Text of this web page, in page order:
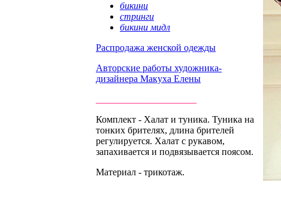
бикини
стринги
бикини мидл
Распродажа женской одежды
Авторские работы художника-
дизайнера Макуха Елены
Комплект - Халат и туника. Туника на
тонких брителях, длина брителей
регулируется. Халат с рукавом,
запахивается и подвязывается поясом.
Материал - трикотаж.